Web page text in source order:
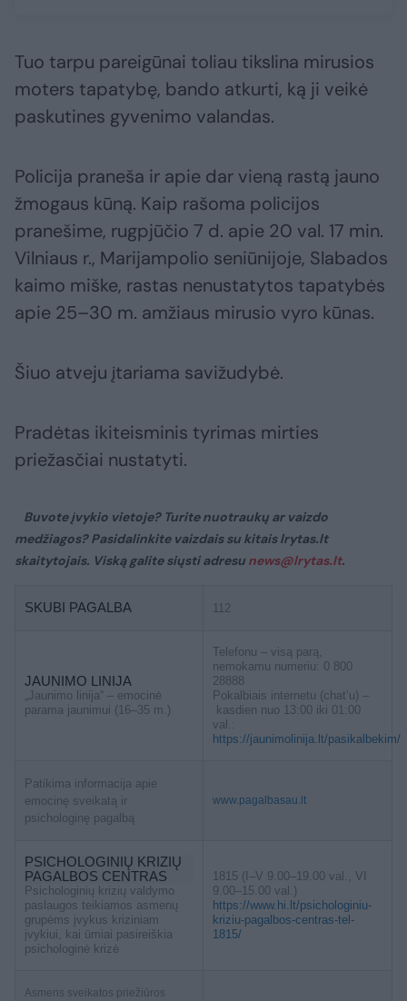
Tuo tarpu pareigūnai toliau tikslina mirusios
moters tapatybę, bando atkurti, ką ji veikė
paskutines gyvenimo valandas.
Policija praneša ir apie dar vieną rastą jauno
žmogaus kūną. Kaip rašoma policijos
pranešime, rugpjūčio 7 d. apie 20 val. 17 min.
Vilniaus r., Marijampolio seniūnijoje, Slabados
kaimo miške, rastas nenustatytos tapatybės
apie 25–30 m. amžiaus mirusio vyro kūnas.
Šiuo atveju įtariama savižudybė.
Pradėtas ikiteisminis tyrimas mirties
priežasčiai nustatyti.
Buvote įvykio vietoje? Turite nuotraukų ar vaizdo
medžiagos? Pasidalinkite vaizdais su kitais lrytas.lt
skaitytojais. Viską galite siųsti adresu news@lrytas.lt.
SKUBI PAGALBA 112
JAUNIMO LINIJA
„Jaunimo linija“ – emocinė
parama jaunimui (16–35 m.)
Telefonu – visą parą,
nemokamu numeriu: 0 800
28888
Pokalbiais internetu (chat’u) –
kasdien nuo 13:00 iki 01:00
val.:
https://jaunimolinija.lt/pasikalbekim/
Patikima informacija apie
emocinę sveikatą ir
psichologinę pagalbą
www.pagalbasau.lt
PSICHOLOGINIŲ KRIZIŲ
PAGALBOS CENTRAS
Psichologinių krizių valdymo
paslaugos teikiamos asmenų
grupėms įvykus kriziniam
įvykiui, kai ūmiai pasireiškia
psichologinė krizė
1815 (I–V 9.00–19.00 val., VI
9.00–15.00 val.)
https://www.hi.lt/psichologiniu-
kriziu-pagalbos-centras-tel-
1815/
Asmens sveikatos priežiūros